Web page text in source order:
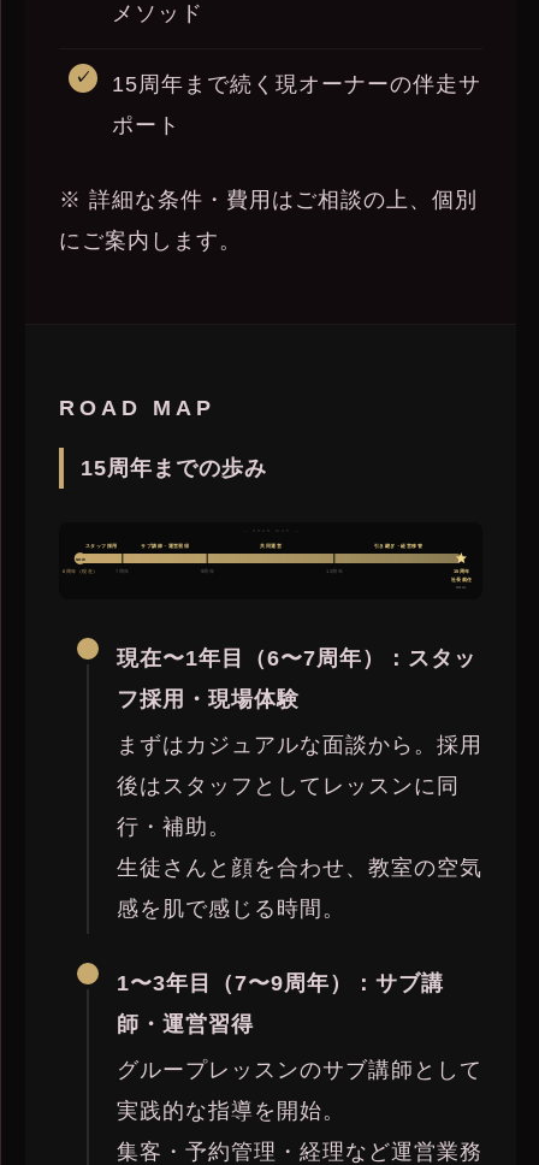
メソッド
15周年まで続く現オーナーの伴走サ
ポート
※ 詳細な条件・費用はご相談の上、個別
にご案内します。
ROAD MAP
15周年までの歩み
— ROAD MAP —
NOW
スタッフ採用 サブ講師・運営習得 共同運営 引き継ぎ・経営移管
6周年（現在） 7周年 9周年 12周年
15周年
社長就任
GOAL
現在〜1年目（6〜7周年）：スタッ
フ採用・現場体験
まずはカジュアルな面談から。採用
後はスタッフとしてレッスンに同
行・補助。
生徒さんと顔を合わせ、教室の空気
感を肌で感じる時間。
1〜3年目（7〜9周年）：サブ講
師・運営習得
グループレッスンのサブ講師として
実践的な指導を開始。
集客・予約管理・経理など運営業務